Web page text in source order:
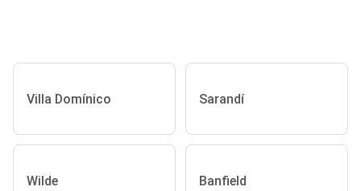
Villa Domínico Sarandí
Wilde Banfield